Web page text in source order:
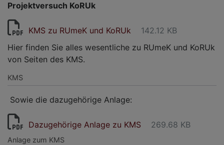
Projektversuch KoRUk
KMS zu RUmeK und KoRUk
142.12 KB
Hier finden Sie alles wesentliche zu RUmeK und KoRUk
von Seiten des KMS.
KMS
Sowie die dazugehörige Anlage:
Dazugehörige Anlage zu KMS 269.68 KB
Anlage zum KMS